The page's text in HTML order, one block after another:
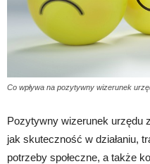
Co wpływa na pozytywny wizerunek
Pozytywny wizerunek urzędu
jak skuteczność w działaniu,
potrzeby społeczne, a także